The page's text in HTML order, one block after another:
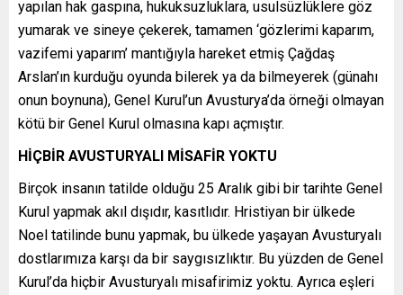
yapılan hak gaspına, hukuksuzluklara, usulsüzlüklere göz
yumarak ve sineye çekerek, tamamen ‘gözlerimi kaparım,
vazifemi yaparım’ mantığıyla hareket etmiş Çağdaş
Arslan’ın kurduğu oyunda bilerek ya da bilmeyerek (günahı
onun boynuna), Genel Kurul’un Avusturya’da örneği olmayan
kötü bir Genel Kurul olmasına kapı açmıştır.
HİÇBİR AVUSTURYALI MİSAFİR YOKTU
Birçok insanın tatilde olduğu 25 Aralık gibi bir tarihte Genel
Kurul yapmak akıl dışıdır, kasıtlıdır. Hristiyan bir ülkede
Noel tatilinde bunu yapmak, bu ülkede yaşayan Avusturyalı
dostlarımıza karşı da bir saygısızlıktır. Bu yüzden de Genel
Kurul’da hiçbir Avusturyalı misafirimiz yoktu. Ayrıca eşleri